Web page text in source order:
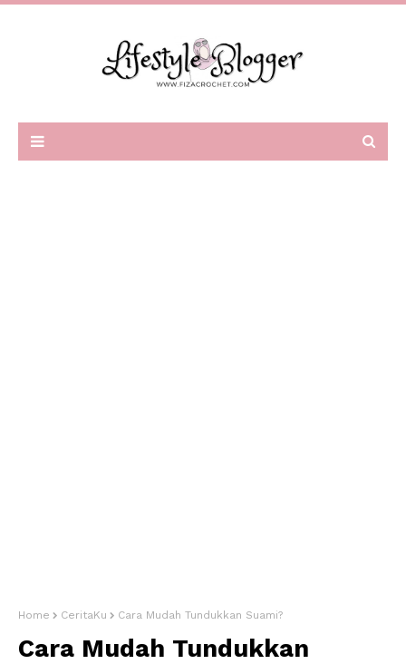
Home CeritaKu Cara Mudah Tundukkan Suami?
Cara Mudah Tundukkan